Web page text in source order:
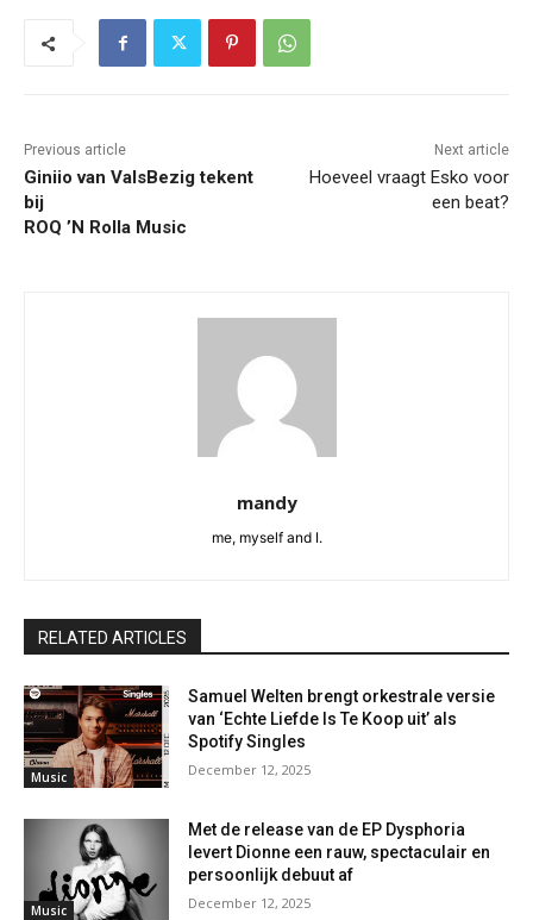
Previous article
Giniio van ValsBezig tekent
bij
ROQ ’N Rolla Music
Next article
Hoeveel vraagt Esko voor
een beat?
mandy
me, myself and I.
RELATED ARTICLES
Music
Samuel Welten brengt orkestrale versie
van ‘Echte Liefde Is Te Koop uit’ als
Spotify Singles
December 12, 2025
Music
Met de release van de EP Dysphoria
levert Dionne een rauw, spectaculair en
persoonlijk debuut af
December 12, 2025